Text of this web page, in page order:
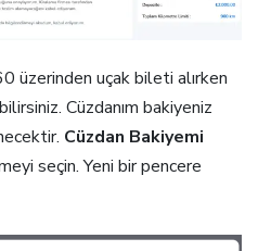
üzerinden uçak bileti alırken
Cüzdanım bakiyeniz
Cüzdan Bakiyemi
seçin. Yeni bir pencere